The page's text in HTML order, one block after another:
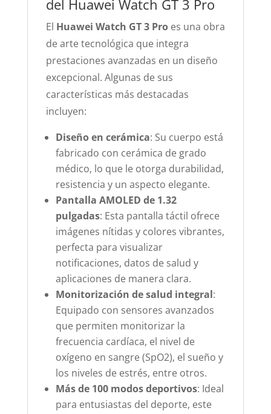
del Huawei Watch GT 3 Pro
El Huawei Watch GT 3 Pro es una obra
de arte tecnológica que integra
prestaciones avanzadas en un diseño
excepcional. Algunas de sus
características más destacadas
incluyen:
Diseño en cerámica: Su cuerpo está
fabricado con cerámica de grado
médico, lo que le otorga durabilidad,
resistencia y un aspecto elegante.
Pantalla AMOLED de 1.32
pulgadas: Esta pantalla táctil ofrece
imágenes nítidas y colores vibrantes,
perfecta para visualizar
notificaciones, datos de salud y
aplicaciones de manera clara.
Monitorización de salud integral:
Equipado con sensores avanzados
que permiten monitorizar la
frecuencia cardíaca, el nivel de
oxígeno en sangre (SpO2), el sueño y
los niveles de estrés, entre otros.
Más de 100 modos deportivos: Ideal
para entusiastas del deporte, este